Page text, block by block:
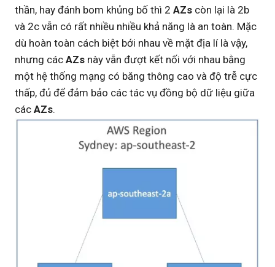
thần, hay đánh bom khủng bố thì 2 AZs còn lại là 2b
và 2c vẫn có rất nhiều nhiều khả năng là an toàn. Mặc
dù hoàn toàn cách biệt bới nhau về mặt địa lí là vậy,
nhưng các AZs này vẫn đượt kết nối với nhau bằng
một hệ thống mạng có băng thông cao và độ trễ cực
thấp, đủ để đảm bảo các tác vụ đồng bộ dữ liệu giữa
các AZs.